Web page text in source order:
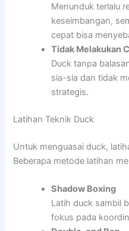
Menunduk terlalu
keseimbangan,
cepat bisa
Tidak Melakukan
Duck tanpa
sia-sia dan tidak
strategis.
Latihan Teknik Duck
Untuk menguasai duck,
Beberapa metode latihan
Shadow Boxing
Latih duck sambil
fokus pada